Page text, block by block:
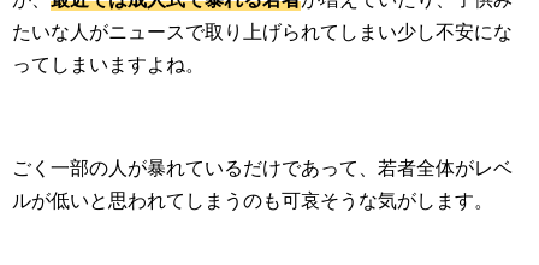
たいな人がニュースで取り上げられてしまい少し不安にな
ってしまいますよね。
ごく一部の人が暴れているだけであって、若者全体がレベ
ルが低いと思われてしまうのも可哀そうな気がします。